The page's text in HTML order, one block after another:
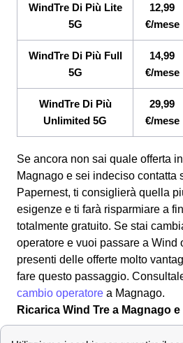
WindTre Di Più Lite
5G
12,99
€/mese
WindTre Di Più Full
5G
14,99
€/mese
WindTre Di Più
Unlimited 5G
29,99
€/mese
Se ancora non sai quale offerta
Magnago e sei indeciso contatta
Papernest, ti consiglierà quella
esigenze e ti farà risparmiare a
totalmente gratuito. Se stai
operatore e vuoi passare a Wind
presenti delle offerte molto
fare questo passaggio.
cambio operatore a Magnago.
Ricarica Wind Tre a Magnago